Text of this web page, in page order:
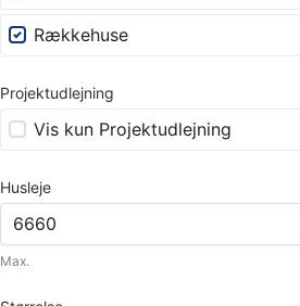
Rækkehuse
Projektudlejning
Vis kun Projektudlejning
Husleje
Max.